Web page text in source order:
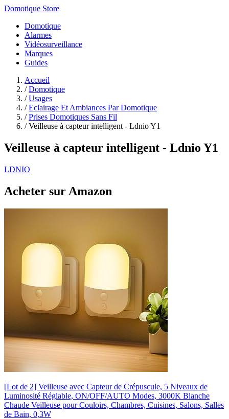
Domotique Store
Domotique
Alarmes
Vidéosurveillance
Marques
Guides
Accueil
/ Domotique
/ Usages
/ Eclairage Et Ambiances Par Domotique
/ Prises Domotiques Sans Fil
/ Veilleuse à capteur intelligent - Ldnio Y1
Veilleuse à capteur intelligent - Ldnio Y1
LDNIO
Acheter sur Amazon
[Lot de 2] Veilleuse avec Capteur de Crépuscule, 5 Niveaux de
Luminosité Réglable, ON/OFF/AUTO Modes, 3000K Blanche
Chaude Veilleuse pour Couloirs, Chambres, Cuisines, Salons, Salles
de Bain, 0,3W